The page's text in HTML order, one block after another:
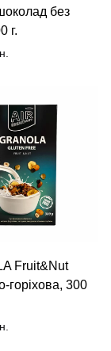
без
г.
Fruit&Nut
горіхова, 300